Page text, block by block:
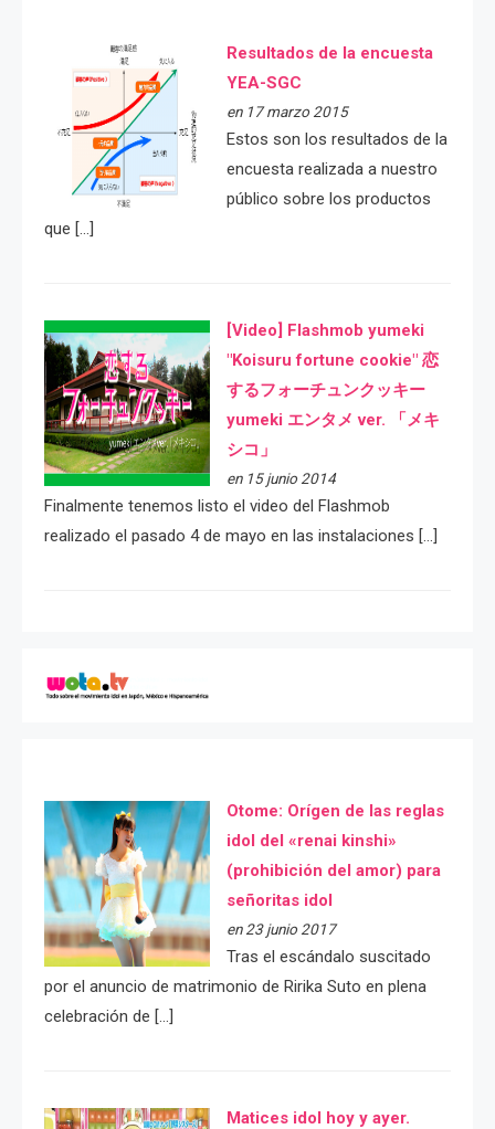
Resultados de la encuesta
YEA-SGC
en 17 marzo 2015
Estos son los resultados de la
encuesta realizada a nuestro
público sobre los productos
que […]
[Video] Flashmob yumeki
"Koisuru fortune cookie" 恋
するフォーチュンクッキー
yumeki エンタメ ver. 「メキ
シコ」
en 15 junio 2014
Finalmente tenemos listo el video del Flashmob
realizado el pasado 4 de mayo en las instalaciones […]
Otome: Orígen de las reglas
idol del «renai kinshi»
(prohibición del amor) para
señoritas idol
en 23 junio 2017
Tras el escándalo suscitado
por el anuncio de matrimonio de Ririka Suto en plena
celebración de […]
Matices idol hoy y ayer.